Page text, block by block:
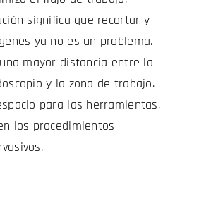
significa que recortar y
ya no es un problema.
mayor distancia entre la
y la zona de trabajo.
para las herramientas,
los procedimientos